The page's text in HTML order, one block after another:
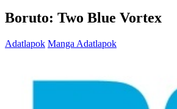
Boruto: Two Blue Vortex
Adatlapok Manga Adatlapok